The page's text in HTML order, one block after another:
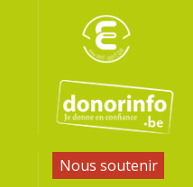
Nous soutenir